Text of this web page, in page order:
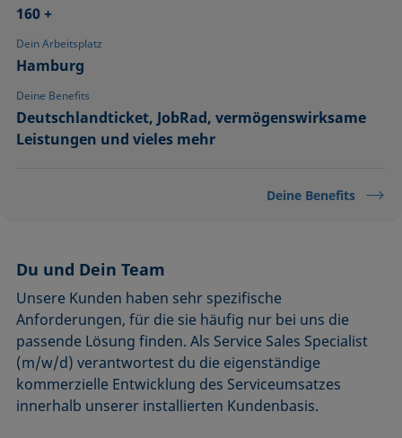
160 +
Dein Arbeitsplatz
Hamburg
Deine Benefits
Deutschlandticket, JobRad, vermögenswirksame
Leistungen und vieles mehr
Deine Benefits
Du und Dein Team
Unsere Kunden haben sehr spezifische
Anforderungen, für die sie häufig nur bei uns die
passende Lösung finden. Als Service Sales Specialist
(m/w/d) verantwortest du die eigenständige
kommerzielle Entwicklung des Serviceumsatzes
innerhalb unserer installierten Kundenbasis.